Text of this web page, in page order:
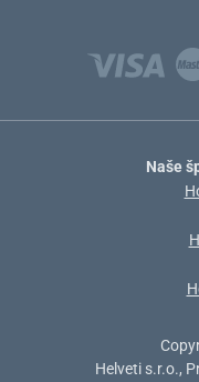
Naše
Helveti s.r.o.,